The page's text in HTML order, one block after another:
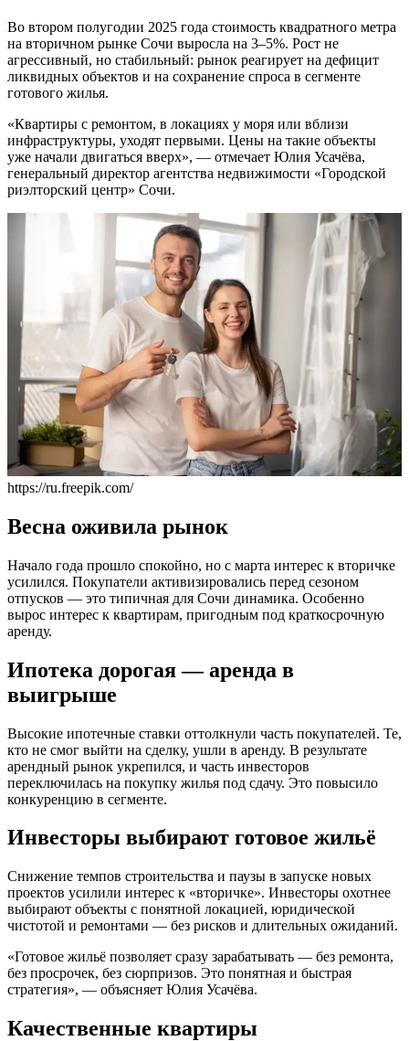
Во втором полугодии 2025 года стоимость квадратного метра
на вторичном рынке Сочи выросла на 3–5%. Рост не
агрессивный, но стабильный: рынок реагирует на дефицит
ликвидных объектов и на сохранение спроса в сегменте
готового жилья.
«Квартиры с ремонтом, в локациях у моря или вблизи
инфраструктуры, уходят первыми. Цены на такие объекты
уже начали двигаться вверх», — отмечает Юлия Усачёва,
генеральный директор агентства недвижимости «Городской
риэлторский центр» Сочи.
https://ru.freepik.com/
Весна оживила рынок
Начало года прошло спокойно, но с марта интерес к вторичке
усилился. Покупатели активизировались перед сезоном
отпусков — это типичная для Сочи динамика. Особенно
вырос интерес к квартирам, пригодным под краткосрочную
аренду.
Ипотека дорогая — аренда в
выигрыше
Высокие ипотечные ставки оттолкнули часть покупателей. Те,
кто не смог выйти на сделку, ушли в аренду. В результате
арендный рынок укрепился, и часть инвесторов
переключилась на покупку жилья под сдачу. Это повысило
конкуренцию в сегменте.
Инвесторы выбирают готовое жильё
Снижение темпов строительства и паузы в запуске новых
проектов усилили интерес к «вторичке». Инвесторы охотнее
выбирают объекты с понятной локацией, юридической
чистотой и ремонтами — без рисков и длительных ожиданий.
«Готовое жильё позволяет сразу зарабатывать — без ремонта,
без просрочек, без сюрпризов. Это понятная и быстрая
стратегия», — объясняет Юлия Усачёва.
Качественные квартиры